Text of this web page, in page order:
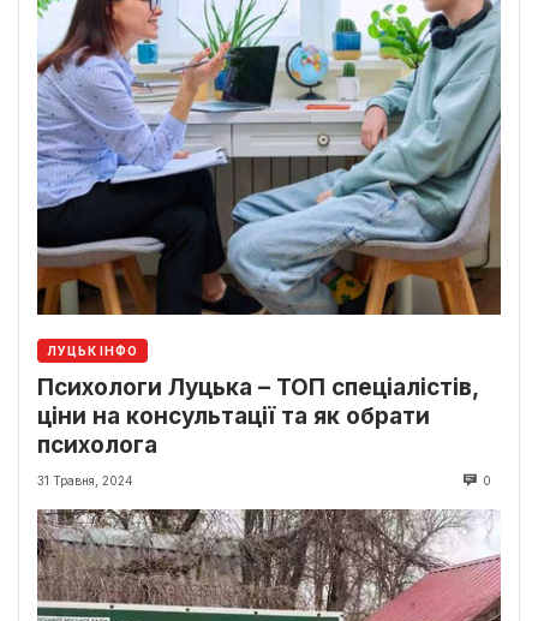
ЛУЦЬК ІНФО
Психологи Луцька – ТОП спеціалістів,
ціни на консультації та як обрати
психолога
31 Травня, 2024 0